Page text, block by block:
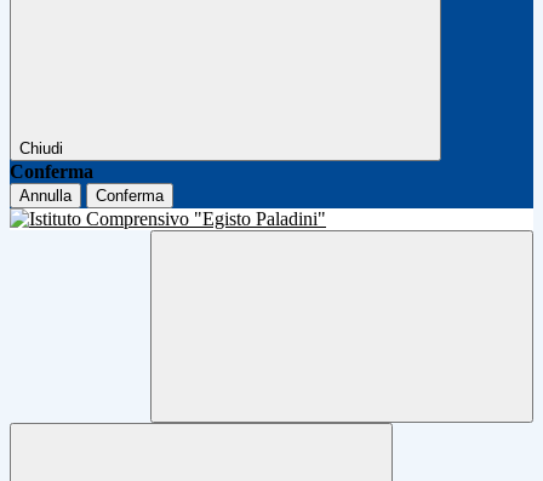
Chiudi
Conferma
Annulla Conferma